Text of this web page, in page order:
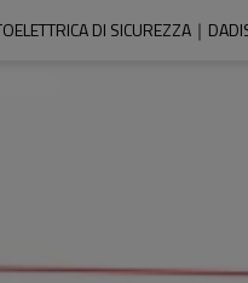
DI SICUREZZA｜